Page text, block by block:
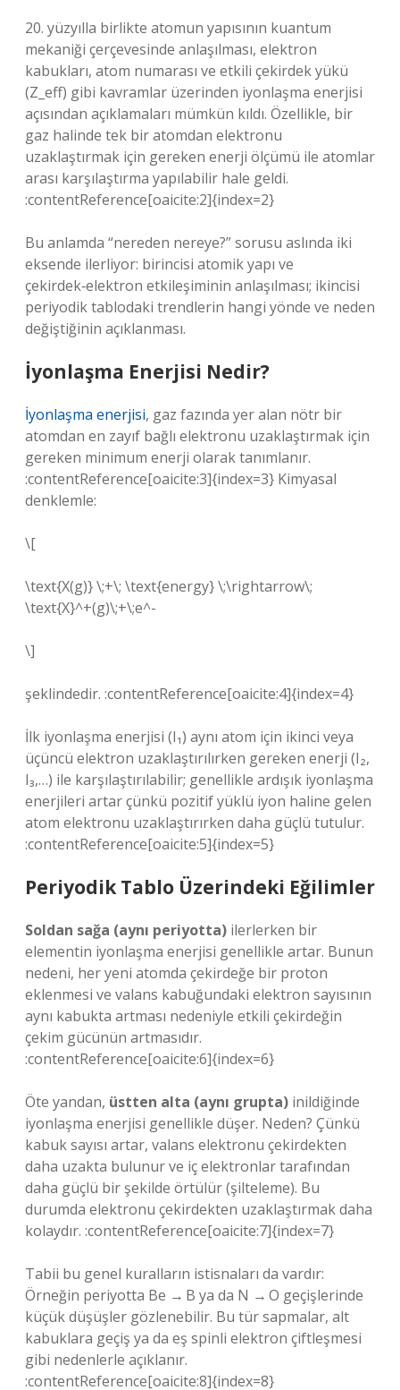
20. yüzyılla birlikte atomun yapısının kuantum
mekaniği çerçevesinde anlaşılması, elektron
kabukları, atom numarası ve etkili çekirdek yükü
(Z_eff) gibi kavramlar üzerinden iyonlaşma enerjisi
açısından açıklamaları mümkün kıldı. Özellikle, bir
gaz halinde tek bir atomdan elektronu
uzaklaştırmak için gereken enerji ölçümü ile atomlar
arası karşılaştırma yapılabilir hale geldi.
:contentReference[oaicite:2]{index=2}
Bu anlamda “nereden nereye?” sorusu aslında iki
eksende ilerliyor: birincisi atomik yapı ve
çekirdek‑elektron etkileşiminin anlaşılması; ikincisi
periyodik tablodaki trendlerin hangi yönde ve neden
değiştiğinin açıklanması.
İyonlaşma Enerjisi Nedir?
İyonlaşma enerjisi, gaz fazında yer alan nötr bir
atomdan en zayıf bağlı elektronu uzaklaştırmak için
gereken minimum enerji olarak tanımlanır.
:contentReference[oaicite:3]{index=3} Kimyasal
denklemle:
\[
\text{X(g)} \;+\; \text{energy} \;\rightarrow\;
\text{X}^+(g)\;+\;e^-
\]
şeklindedir. :contentReference[oaicite:4]{index=4}
İlk iyonlaşma enerjisi (I₁) aynı atom için ikinci veya
üçüncü elektron uzaklaştırılırken gereken enerji (I₂,
I₃,…) ile karşılaştırılabilir; genellikle ardışık iyonlaşma
enerjileri artar çünkü pozitif yüklü iyon haline gelen
atom elektronu uzaklaştırırken daha güçlü tutulur.
:contentReference[oaicite:5]{index=5}
Periyodik Tablo Üzerindeki Eğilimler
Soldan sağa (aynı periyotta) ilerlerken bir
elementin iyonlaşma enerjisi genellikle artar. Bunun
nedeni, her yeni atomda çekirdeğe bir proton
eklenmesi ve valans kabuğundaki elektron sayısının
aynı kabukta artması nedeniyle etkili çekirdeğin
çekim gücünün artmasıdır.
:contentReference[oaicite:6]{index=6}
Öte yandan, üstten alta (aynı grupta) inildiğinde
iyonlaşma enerjisi genellikle düşer. Neden? Çünkü
kabuk sayısı artar, valans elektronu çekirdekten
daha uzakta bulunur ve iç elektronlar tarafından
daha güçlü bir şekilde örtülür (şilteleme). Bu
durumda elektronu çekirdekten uzaklaştırmak daha
kolaydır. :contentReference[oaicite:7]{index=7}
Tabii bu genel kuralların istisnaları da vardır:
Örneğin periyotta Be → B ya da N → O geçişlerinde
küçük düşüşler gözlenebilir. Bu tür sapmalar, alt
kabuklara geçiş ya da eş spinli elektron çiftleşmesi
gibi nedenlerle açıklanır.
:contentReference[oaicite:8]{index=8}